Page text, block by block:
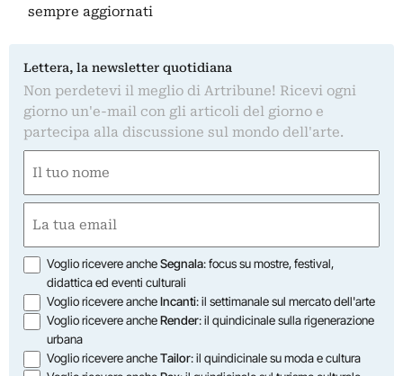
sempre aggiornati
Lettera, la newsletter quotidiana
Non perdetevi il meglio di Artribune! Ricevi ogni
giorno un'e-mail con gli articoli del giorno e
partecipa alla discussione sul mondo dell'arte.
(Obbligatorio)
Nome
(Obbligatorio)
Opzioni
Voglio ricevere ancheSegnala: focus su mostre, festival,
didattica ed eventi culturali
Voglio ricevere ancheIncanti: il settimanale sul mercato dell'arte
Voglio ricevere ancheRender: il quindicinale sulla rigenerazione
urbana
Voglio ricevere ancheTailor: il quindicinale su moda e cultura